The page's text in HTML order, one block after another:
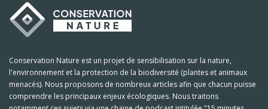
Conservation Nature est un projet de sensibilisation sur la nature,
l'environnement et la protection de la biodiversité (plantes et animaux
menacés). Nous proposons de nombreux articles afin que chacun puisse
comprendre les principaux enjeux écologiques. Nous traitons